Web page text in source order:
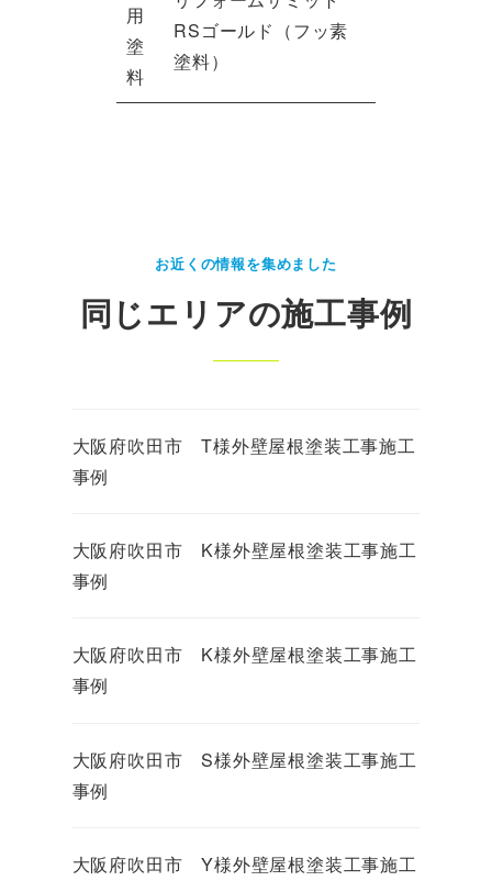
用
塗
料
RSゴールド（フッ素
塗料）
お近くの情報を集めました
同じエリアの施工事例
大阪府吹田市 T様外壁屋根塗装工事施工
事例
大阪府吹田市 K様外壁屋根塗装工事施工
事例
大阪府吹田市 K様外壁屋根塗装工事施工
事例
大阪府吹田市 S様外壁屋根塗装工事施工
事例
大阪府吹田市 Y様外壁屋根塗装工事施工